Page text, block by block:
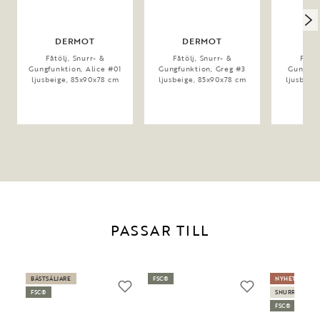
DERMOT
Fåtölj, Snurr- &
Gungfunktion, Alice #01
ljusbeige, 85x90x78 cm
DERMOT
Fåtölj, Snurr- &
Gungfunktion, Greg #3
ljusbeige, 85x90x78 cm
PASSAR TILL
BÄSTSÄLJARE
FSC®
FSC®
NYHET
SNURR- OCH
FSC®